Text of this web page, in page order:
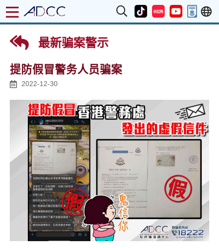
最新骗案警示
提防假冒警务人员骗案
2022-12-30